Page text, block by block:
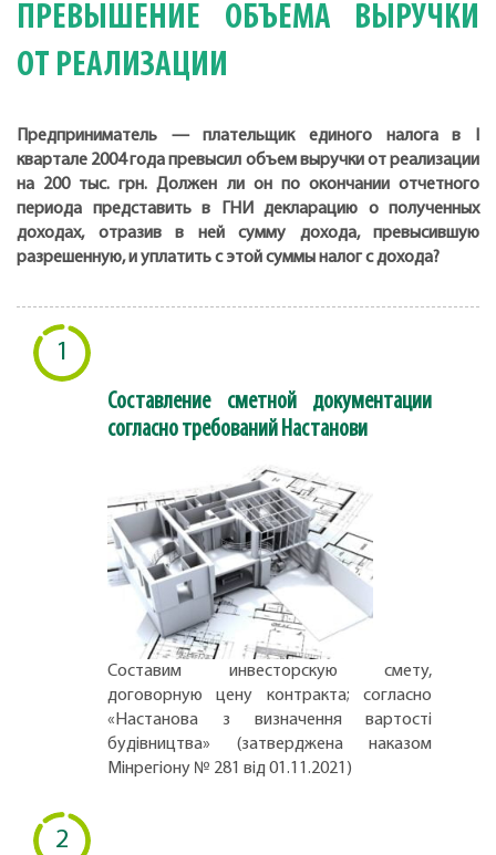
ПРЕВЫШЕНИЕ ОБЪЕМА ВЫРУЧКИ
ОТ РЕАЛИЗАЦИИ
Предприниматель — плательщик единого налога в I
квартале 2004 года превысил объем выручки от реализации
на 200 тыс. грн. Должен ли он по окончании отчетного
периода представить в ГНИ декларацию о полученных
доходах, отразив в ней сумму дохода, превысившую
разрешенную, и уплатить с этой суммы налог с дохода?
1
Составление сметной документации
согласно требований Настанови
Составим инвесторскую смету,
договорную цену контракта; согласно
«Настанова з визначення вартості
будівництва» (затверджена наказом
Мінрегіону № 281 від 01.11.2021)
2